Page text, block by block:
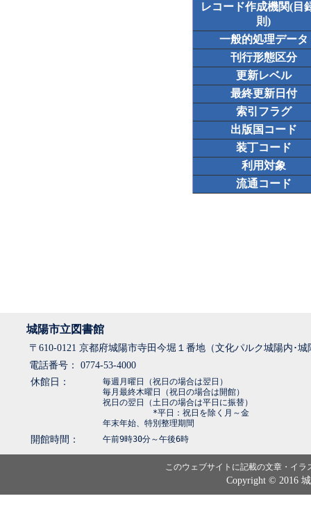
レコード作成機関(目
則)
一般的処理データ
刊行形態区分
更新レベル
最終更新日付
索引フラグ
出版国コード
装丁コード
利用対象
流通コード
城陽市立図書館
〒610-0121 京都府城陽市寺田今堀１番地（文化パルク城陽内･
電話番号： 0774-53-4000
休館日：
毎週月曜日（祝日の場合は翌日）
毎月最終木曜日（祝日の場合は開館）
祝日の翌日（土日の場合は平日に振替）
*平日：祝日を除く月～金
年末年始、特別整理期間
開館時間： 午前9時30分～午後6時
このウェブサイトに記載の文章・イ
Copyright © 2016